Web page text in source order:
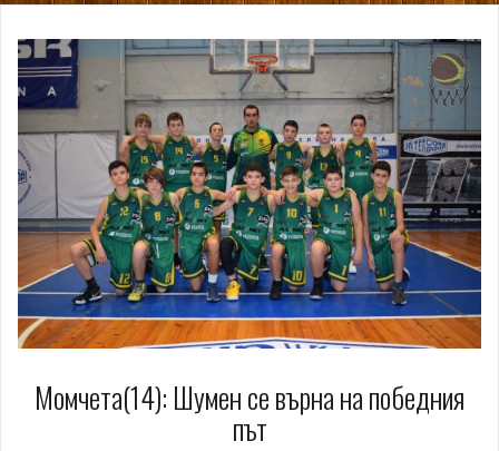
Момчета(14): Шумен се върна на победния
път